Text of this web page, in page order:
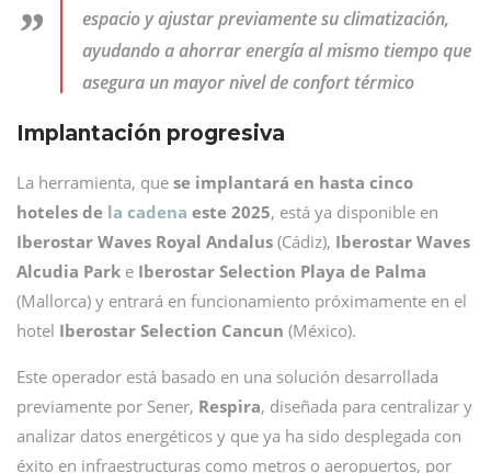
espacio y ajustar previamente su climatización,
ayudando a ahorrar energía al mismo tiempo que
asegura un mayor nivel de confort térmico
Implantación progresiva
La herramienta, que se implantará en hasta cinco
hoteles de la cadena este 2025, está ya disponible en
Iberostar Waves Royal Andalus (Cádiz), Iberostar Waves
Alcudia Park e Iberostar Selection Playa de Palma
(Mallorca) y entrará en funcionamiento próximamente en el
hotel Iberostar Selection Cancun (México).
Este operador está basado en una solución desarrollada
previamente por Sener, Respira, diseñada para centralizar y
analizar datos energéticos y que ya ha sido desplegada con
éxito en infraestructuras como metros o aeropuertos, por